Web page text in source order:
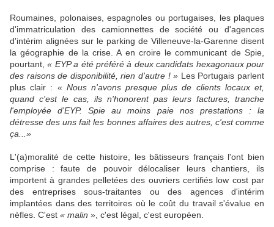
Roumaines, polonaises, espagnoles ou portugaises, les plaques
d'immatriculation des camionnettes de société ou d'agences
d'intérim alignées sur le parking de Villeneuve-la-Garenne disent
la géographie de la crise. A en croire le communicant de Spie,
pourtant,« EYP a été préféré à deux candidats hexagonaux pour
des raisons de disponibilité, rien d'autre ! » Les Portugais parlent
plus clair : « Nous n'avons presque plus de clients locaux et,
quand c'est le cas, ils n'honorent pas leurs factures, tranche
l'employée d'EYP. Spie au moins paie nos prestations : la
détresse des uns fait les bonnes affaires des autres, c'est comme
ça...»
L'(a)moralité de cette histoire, les bâtisseurs français l'ont bien
comprise : faute de pouvoir délocaliser leurs chantiers, ils
importent à grandes pelletées des ouvriers certifiés low cost par
des entreprises sous-traitantes ou des agences d'intérim
implantées dans des territoires où le coût du travail s'évalue en
nèfles. C'est « malin » , c'est légal, c'est européen.